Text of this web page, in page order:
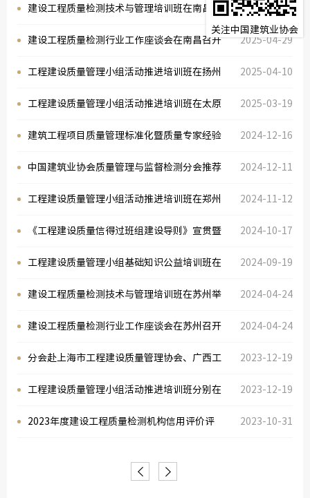
行
举办
建设工程质量检测技术与管理培训班在南昌举
办
2025-05-08
建设工程质量检测行业工作座谈会在南昌召开 2025-04-29
工程建设质量管理小组活动推进培训班在扬州
成功举办
2025-04-10
工程建设质量管理小组活动推进培训班在太原
成功举办
2025-03-19
建筑工程项目质量管理标准化暨质量专家经验
交流会在嘉兴成功举办
2024-12-16
中国建筑业协会质量管理与监督检测分会推荐
的多项QC小组及质量信得过班组喜获中国质
量协会一等成果证书
2024-12-11
工程建设质量管理小组活动推进培训班在郑州
成功举办
2024-11-12
《工程建设质量信得过班组建设导则》宣贯暨
2024年工程建设质量信得过班组建设成果交
流会在杭州成功举行
2024-10-17
工程建设质量管理小组基础知识公益培训班在
乌鲁木齐成功举办
2024-09-19
建设工程质量检测技术与管理培训班在苏州举
办
2024-04-24
建设工程质量检测行业工作座谈会在苏州召开 2024-04-24
分会赴上海市工程建设质量管理协会、广西工
程建设质量安全管理协会、广西建设工程质量
检测试验协会调研交流
2023-12-19
工程建设质量管理小组活动推进培训班分别在
上海、南宁成功举办
2023-12-19
2023年度建设工程质量检测机构信用评价评 2023-10-31
关注中国建筑业协会